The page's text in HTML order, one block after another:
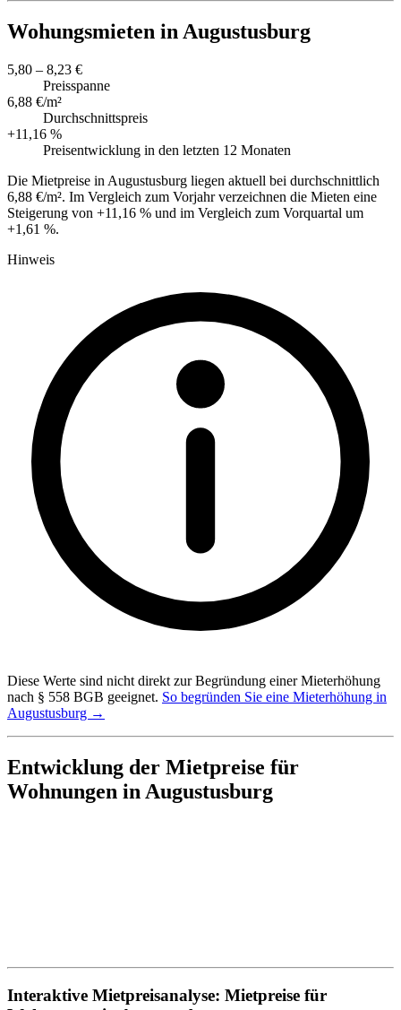
Wohungsmieten in Augustusburg
5,80 – 8,23 €
Preisspanne
6,88 €/m²
Durchschnittspreis
+11,16 %
Preisentwicklung in den letzten 12 Monaten
Die Mietpreise in Augustusburg liegen aktuell bei durchschnittlich
6,88 €/m². Im Vergleich zum Vorjahr verzeichnen die Mieten eine
Steigerung von +11,16 % und im Vergleich zum Vorquartal um
+1,61 %.
Hinweis
Diese Werte sind nicht direkt zur Begründung einer Mieterhöhung
nach § 558 BGB geeignet. So begründen Sie eine Mieterhöhung in
Augustusburg →
Entwicklung der Mietpreise für
Wohnungen in Augustusburg
Interaktive Mietpreisanalyse: Mietpreise für